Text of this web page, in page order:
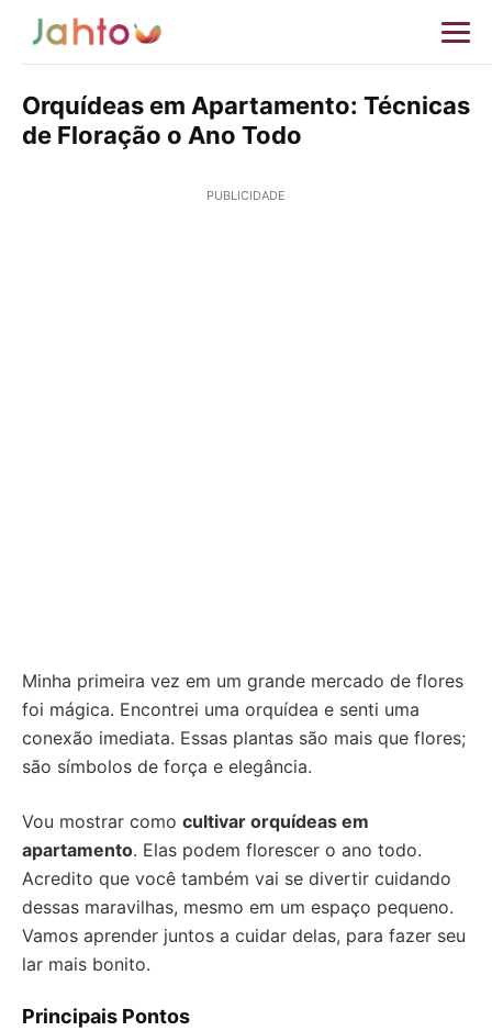
Orquídeas em Apartamento: Técnicas
de Floração o Ano Todo
PUBLICIDADE
Minha primeira vez em um grande mercado de flores
foi mágica. Encontrei uma orquídea e senti uma
conexão imediata. Essas plantas são mais que flores;
são símbolos de força e elegância.
Vou mostrar como cultivar orquídeas em
apartamento. Elas podem florescer o ano todo.
Acredito que você também vai se divertir cuidando
dessas maravilhas, mesmo em um espaço pequeno.
Vamos aprender juntos a cuidar delas, para fazer seu
lar mais bonito.
Principais Pontos